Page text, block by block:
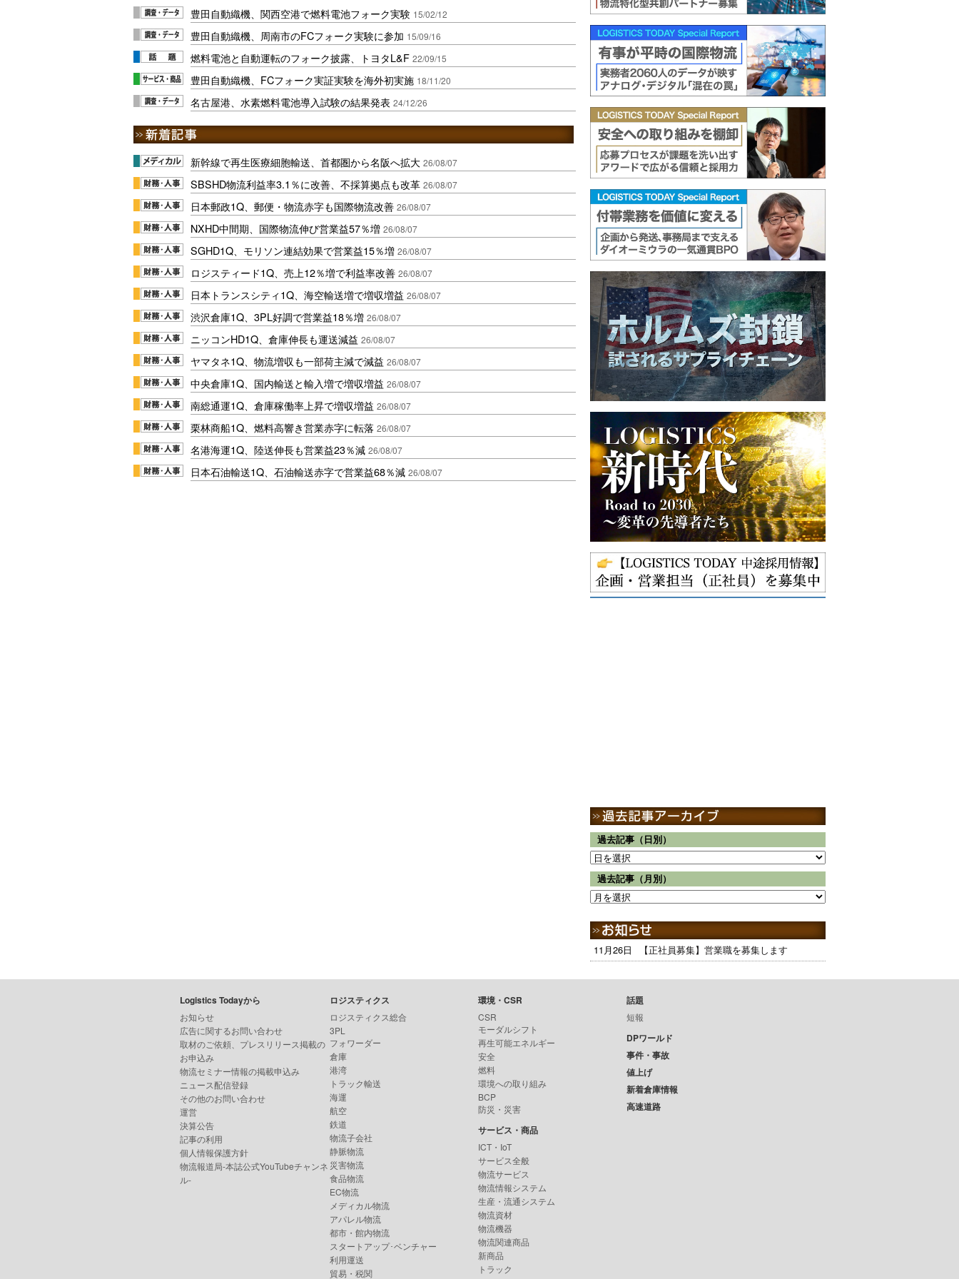
豊田自動織機、関西空港で燃料電池フォーク実験 15/02/12
豊田自動織機、周南市のFCフォーク実験に参加 15/09/16
燃料電池と自動運転のフォーク披露、トヨタL&F 22/09/15
豊田自動織機、FCフォーク実証実験を海外初実施 18/11/20
名古屋港、水素燃料電池導入試験の結果発表 24/12/26
新幹線で再生医療細胞輸送、首都圏から名阪へ拡大 26/08/07
SBSHD物流利益率3.1％に改善、不採算拠点も改革 26/08/07
日本郵政1Q、郵便・物流赤字も国際物流改善 26/08/07
NXHD中間期、国際物流伸び営業益57％増 26/08/07
SGHD1Q、モリソン連結効果で営業益15％増 26/08/07
ロジスティード1Q、売上12％増で利益率改善 26/08/07
日本トランスシティ1Q、海空輸送増で増収増益 26/08/07
渋沢倉庫1Q、3PL好調で営業益18％増 26/08/07
ニッコンHD1Q、倉庫伸長も運送減益 26/08/07
ヤマタネ1Q、物流増収も一部荷主減で減益 26/08/07
中央倉庫1Q、国内輸送と輸入増で増収増益 26/08/07
南総通運1Q、倉庫稼働率上昇で増収増益 26/08/07
栗林商船1Q、燃料高響き営業赤字に転落 26/08/07
名港海運1Q、陸送伸長も営業益23％減 26/08/07
日本石油輸送1Q、石油輸送赤字で営業益68％減 26/08/07
過去記事（日別）
過去記事（月別）
11月26日 【正社員募集】営業職を募集します
Logistics Todayから
お知らせ
広告に関するお問い合わせ
取材のご依頼、プレスリリース掲載の
お申込み
物流セミナー情報の掲載申込み
ニュース配信登録
その他のお問い合わせ
運営
決算公告
記事の利用
個人情報保護方針
物流報道局-本誌公式YouTubeチャンネ
ル-
ロジスティクス
ロジスティクス総合
3PL
フォワーダー
倉庫
港湾
トラック輸送
海運
航空
鉄道
物流子会社
静脈物流
災害物流
食品物流
EC物流
メディカル物流
アパレル物流
都市・館内物流
スタートアップ･ベンチャー
利用運送
貿易・税関
環境・CSR
CSR
モーダルシフト
再生可能エネルギー
安全
燃料
環境への取り組み
BCP
防災・災害
サービス・商品
ICT・IoT
サービス全般
物流サービス
物流情報システム
生産・流通システム
物流資材
物流機器
物流関連商品
新商品
トラック
話題
短報
DPワールド
事件・事故
値上げ
新着倉庫情報
高速道路